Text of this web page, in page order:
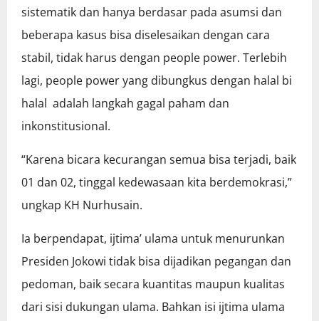
sistematik dan hanya berdasar pada asumsi dan
beberapa kasus bisa diselesaikan dengan cara
stabil, tidak harus dengan people power. Terlebih
lagi, people power yang dibungkus dengan halal bi
halal adalah langkah gagal paham dan
inkonstitusional.
“Karena bicara kecurangan semua bisa terjadi, baik
01 dan 02, tinggal kedewasaan kita berdemokrasi,”
ungkap KH Nurhusain.
Ia berpendapat, ijtima’ ulama untuk menurunkan
Presiden Jokowi tidak bisa dijadikan pegangan dan
pedoman, baik secara kuantitas maupun kualitas
dari sisi dukungan ulama. Bahkan isi ijtima ulama